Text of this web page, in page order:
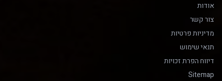
אודות
צור קשר
מדיניות פרטיות
תנאי שימוש
דיווח הפרת זכויות
Sitemap